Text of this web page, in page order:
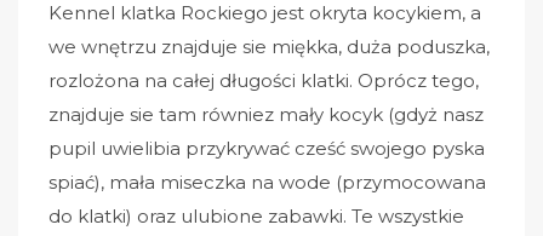
Kennel klatka Rockiego jest okryta kocykiem, a
we wnętrzu znajduje sie miękka, duża poduszka,
rozlożona na całej długości klatki. Oprócz tego,
znajduje sie tam równiez mały kocyk (gdyż nasz
pupil uwielibia przykrywać cześć swojego pyska
spiać), mała miseczka na wode (przymocowana
do klatki) oraz ulubione zabawki. Te wszystkie